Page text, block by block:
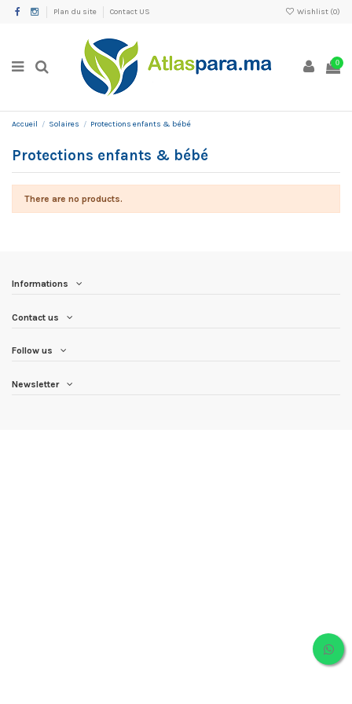
Plan du site Contact US Wishlist (0)
0
Accueil Solaires Protections enfants & bébé
Protections enfants & bébé
There are no products.
Informations
Contact us
Follow us
Newsletter